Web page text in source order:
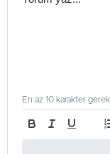
En az 10 karakter